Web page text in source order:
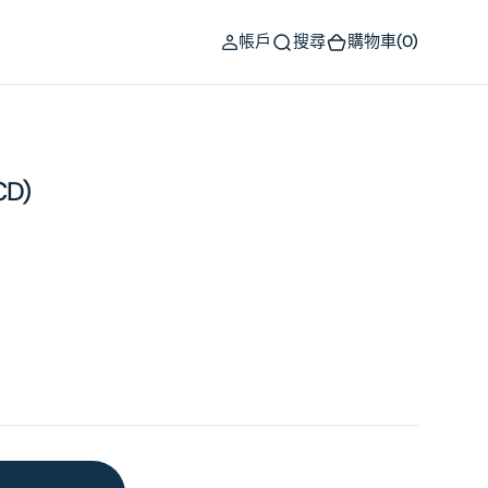
帳戶 搜尋 購物車(0)